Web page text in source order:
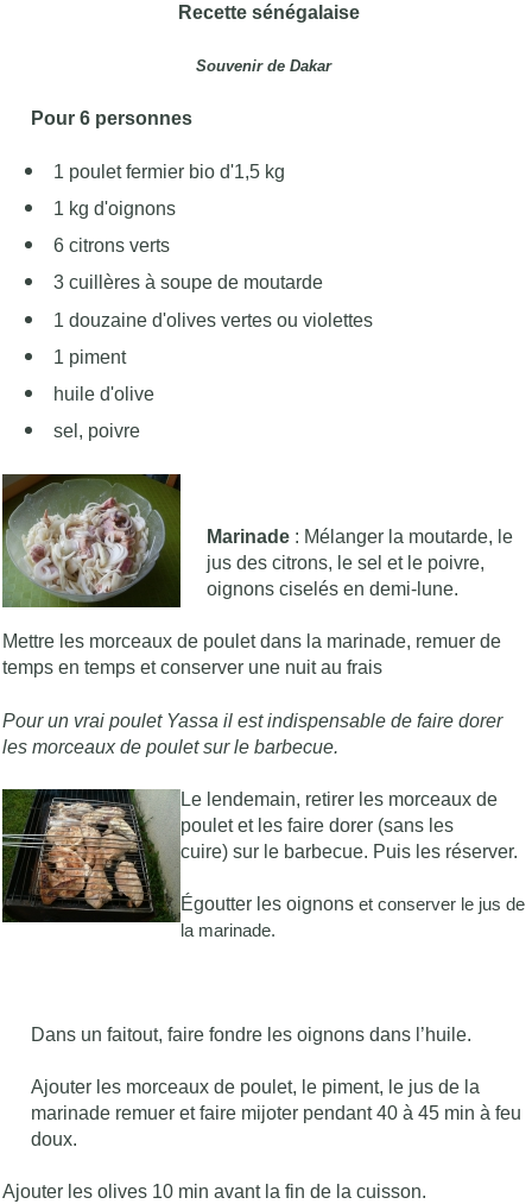
Recette sénégalaise
Souvenir de Dakar
Pour 6 personnes
1 poulet fermier bio d'1,5 kg
1 kg d'oignons
6 citrons verts
3 cuillères à soupe de moutarde
1 douzaine d'olives vertes ou violettes
1 piment
huile d'olive
sel, poivre
Marinade : Mélanger la moutarde, le
jus des citrons, le sel et le poivre,
oignons ciselés en demi-lune.
Mettre les morceaux de poulet dans la marinade, remuer de
temps en temps et conserver une nuit au frais
Pour un vrai poulet Yassa il est indispensable de faire dorer
les morceaux de poulet sur le barbecue.
Le lendemain, retirer les morceaux de
poulet et les faire dorer (sans les
cuire) sur le barbecue. Puis les réserver.
Égoutter les oignons et conserver le jus de
la marinade.
Dans un faitout, faire fondre les oignons dans l’huile.
Ajouter les morceaux de poulet, le piment, le jus de la
marinade remuer et faire mijoter pendant 40 à 45 min à feu
doux.
Ajouter les olives 10 min avant la fin de la cuisson.